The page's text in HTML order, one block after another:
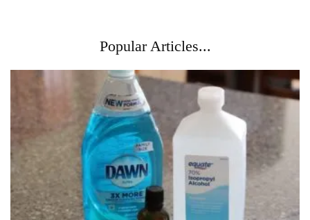
Popular Articles...